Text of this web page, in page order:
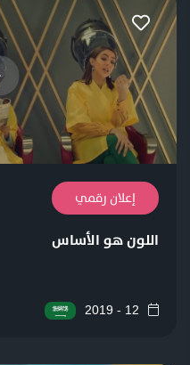
إعلان رقمي
اللون هو الأساس
12 - 2019